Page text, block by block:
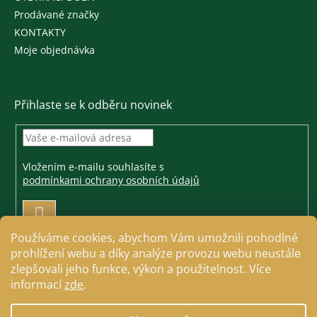
Používáme cookies, abychom Vám umožnili pohodlné
prohlížení webu a díky analýze provozu webu neustále
zlepšovali jeho funkce, výkon a použitelnost. Více
informacízde.
Prodávané značky
KONTAKTY
Moje objednávka
Přihlaste se k odběru novinek
Vložením e-mailu souhlasíte s
podmínkami ochrany osobních údajů
PŘIHLÁSIT